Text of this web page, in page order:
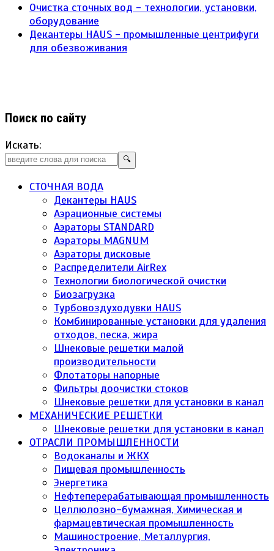
Очистка сточных вод - технологии, установки,
оборудование
Декантеры HAUS - промышленные центрифуги
для обезвоживания
Поиск по сайту
Искать:
🔍
СТОЧНАЯ ВОДА
Декантеры HAUS
Аэрационные системы
Аэраторы STANDARD
Аэраторы MAGNUM
Аэраторы дисковые
Распределители AirRex
Технологии биологической очистки
Биозагрузка
Турбовоздуходувки HAUS
Комбинированные установки для удаления
отходов, песка, жира
Шнековые решетки малой
производительности
Флотаторы напорные
Фильтры доочистки стоков
Шнековые решетки для установки в канал
МЕХАНИЧЕСКИЕ РЕШЕТКИ
Шнековые решетки для установки в канал
ОТРАСЛИ ПРОМЫШЛЕННОСТИ
Водоканалы и ЖКХ
Пищевая промышленность
Энергетика
Нефтеперерабатывающая промышленность
Целлюлозно-бумажная, Химическая и
фармацевтическая промышленность
Машиностроение, Металлургия,